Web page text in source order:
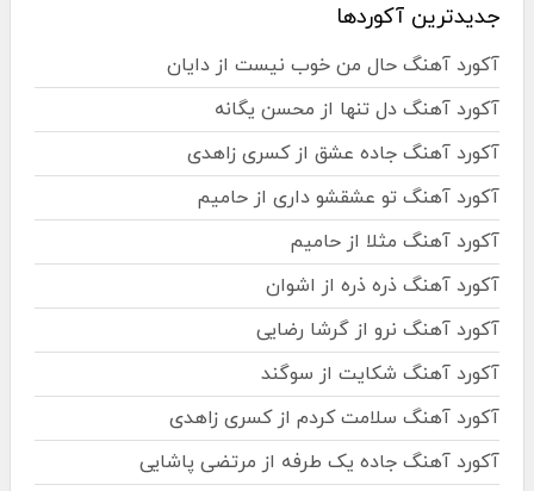
جدیدترین آکوردها
آکورد آهنگ حال من خوب نیست از دایان
آکورد آهنگ دل تنها از محسن یگانه
آکورد آهنگ جاده عشق از کسری زاهدی
آکورد آهنگ تو عشقشو داری از حامیم
آکورد آهنگ مثلا از حامیم
آکورد آهنگ ذره ذره از اشوان
آکورد آهنگ نرو از گرشا رضایی
آکورد آهنگ شکایت از سوگند
آکورد آهنگ سلامت کردم از کسری زاهدی
آکورد آهنگ جاده یک طرفه از مرتضی پاشایی